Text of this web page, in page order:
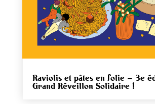
Raviolis et pâtes en folie – 3e
Grand Réveillon Solidaire !